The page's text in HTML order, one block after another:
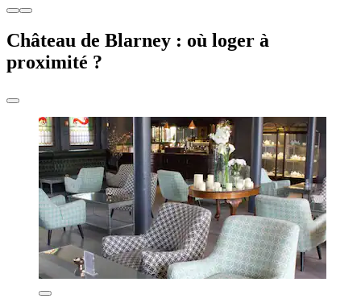
Château de Blarney : où loger à
proximité ?